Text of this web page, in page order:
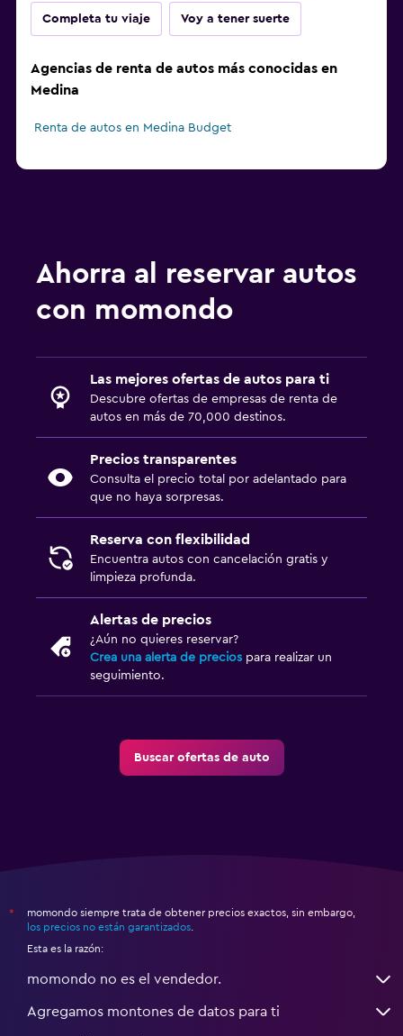
Completa tu viaje Voy a tener suerte
Agencias de renta de autos más conocidas en
Medina
Renta de autos en Medina Budget
Ahorra al reservar autos
con momondo
Las mejores ofertas de autos para ti
Descubre ofertas de empresas de renta de
autos en más de 70,000 destinos.
Precios transparentes
Consulta el precio total por adelantado para
que no haya sorpresas.
Reserva con flexibilidad
Encuentra autos con cancelación gratis y
limpieza profunda.
Alertas de precios
¿Aún no quieres reservar?
Crea una alerta de precios para realizar un
seguimiento.
Buscar ofertas de auto
*
momondo siempre trata de obtener precios exactos, sin embargo,
los precios no están garantizados
Esta es la razón:
momondo no es el vendedor.
Agregamos montones de datos para ti